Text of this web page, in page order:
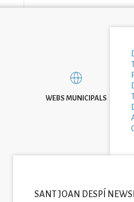
WEBS MUNICIPALS
SANT JOAN DESPÍ